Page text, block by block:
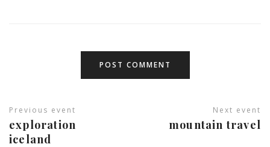
Previous event
exploration
iceland
Next event
mountain travel